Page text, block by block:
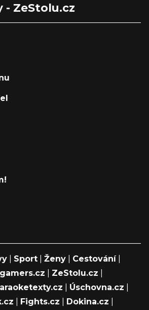
- ZeStolu.cz
Sport Ženy Cestování|
ZeStolu.cz
Úschovna.cz
Fights.cz Dokina.cz